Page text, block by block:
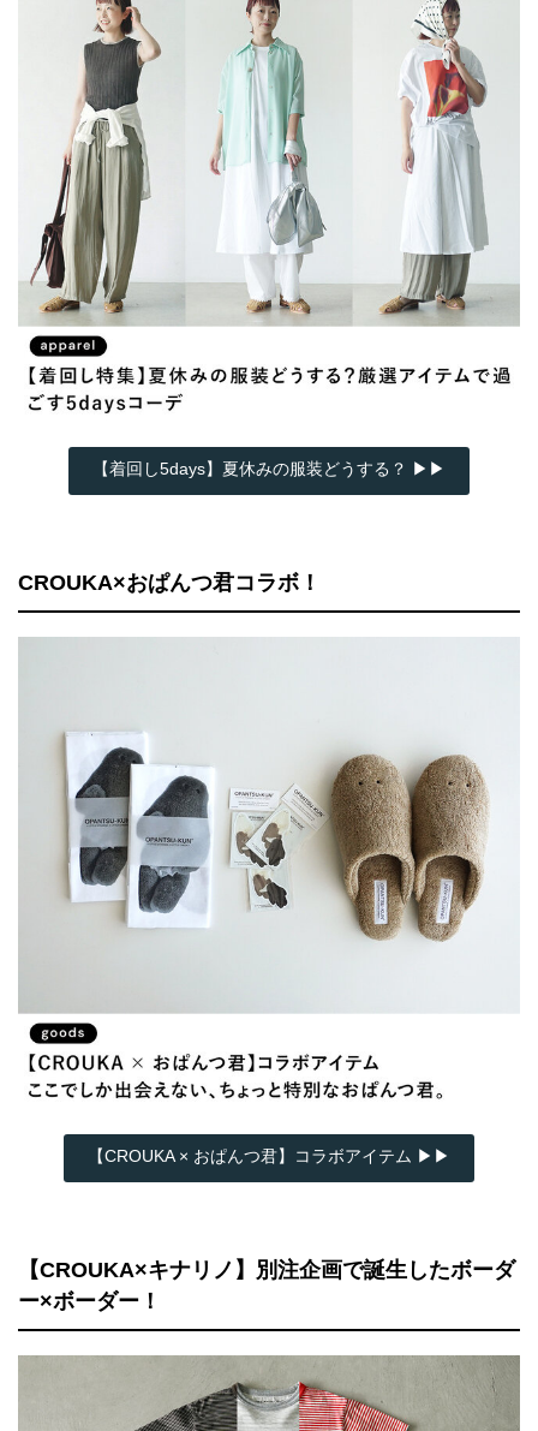
【着回し5days】夏休みの服装どうする？ ▶▶
CROUKA×おぱんつ君コラボ！
【CROUKA × おぱんつ君】コラボアイテム ▶▶
【CROUKA×キナリノ】別注企画で誕生したボーダ
ー×ボーダー！